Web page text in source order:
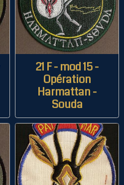
21 F - mod 15 -
Opération
Harmattan -
Souda